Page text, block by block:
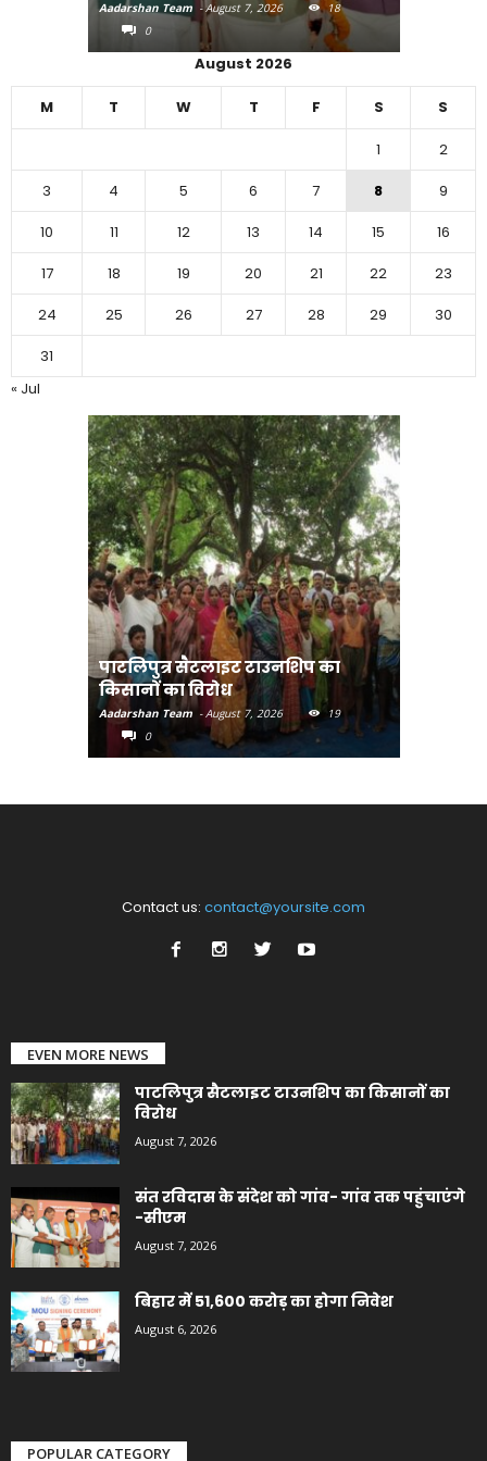
Aadarshan Team - August 7, 2026
18
0
August 2026
M T W T F S S
1
2
3
4 5 6 7 8
9
10
11 12 13 14 15
16
17
18 19 20 21 22
23
24
25 26 27 28 29
30
31
« Jul
पाटलिपुत्र सैटलाइट टाउनशिप का
किसानों का विरोध
Aadarshan Team - August 7, 2026
19
0
Contact us: contact@yoursite.com
EVEN MORE NEWS
पाटलिपुत्र सैटलाइट टाउनशिप का किसानों का
विरोध
August 7, 2026
संत रविदास के संदेश को गांव- गांव तक पहुंचाएंगे
-सीएम
August 7, 2026
बिहार में 51,600 करोड़ का होगा निवेश
August 6, 2026
POPULAR CATEGORY